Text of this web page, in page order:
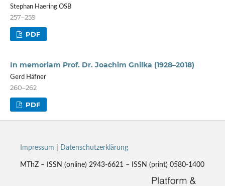
Stephan Haering OSB
257–259
PDF
In memoriam Prof. Dr. Joachim Gnilka (1928–2018)
Gerd Häfner
260–262
PDF
Impressum Datenschutzerklärung
MThZ – ISSN (online) 2943-6621 – ISSN (print) 0580-1400